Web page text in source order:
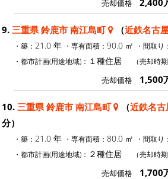
売却価格
9. 三重県 鈴鹿市 南江島町 （近鉄名古
・築： 21.0 年 ・専有面積： 90.0 ㎡ ・間取り：
・都市計画(用途地域)： １種住居 （売却時
売却価格 1,500
10. 三重県 鈴鹿市 南江島町 （近鉄名古
分）
・築： 21.0 年 ・専有面積： 80.0 ㎡ ・間取り：
・都市計画(用途地域)： ２種住居 （売却時
売却価格 1,700